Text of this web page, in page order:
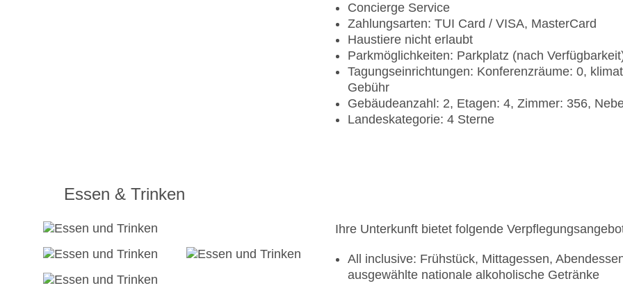
Concierge Service
Zahlungsarten: TUI Card / VISA, MasterCard
Haustiere nicht erlaubt
Parkmöglichkeiten: Parkplatz (nach
Tagungseinrichtungen: Konferenzräume: 0,
Gebühr
Gebäudeanzahl: 2, Etagen: 4, Zimmer: 356,
Landeskategorie: 4 Sterne
Essen & Trinken
Ihre Unterkunft bietet folgende
All inclusive: Frühstück, Mittagessen,
ausgewählte nationale alkoholische Getränke